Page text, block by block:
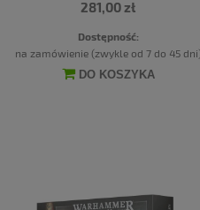
281,00 zł
Dostępność:
na zamówienie (zwykle od 7 do 45
DO KOSZYKA